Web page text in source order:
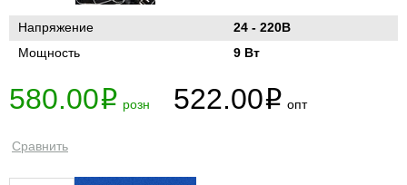
Напряжение
24 - 220В
Мощность
9 Вт
580.00i розн 522.00i опт
Сравнить